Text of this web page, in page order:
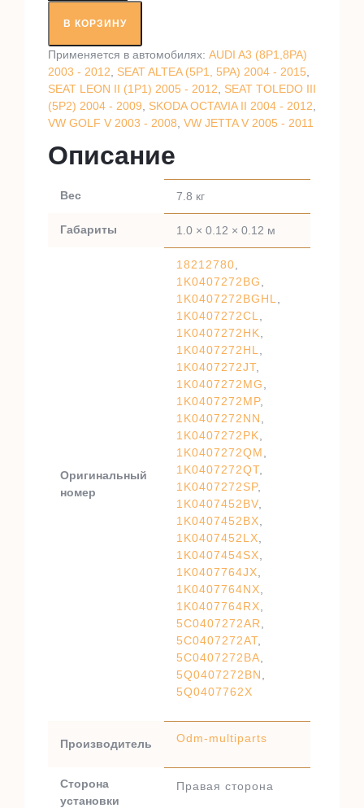
Приводной
валВ КОРЗИНУ
Применяется в автомобилях: AUDI A3 (8P1,8PA)
2003 - 2012
SEAT ALTEA (5P1, 5PA) 2004 - 2015
SEAT LEON II (1P1) 2005 - 2012
SEAT TOLEDO III
(5P2) 2004 - 2009
SKODA OCTAVIA II 2004 - 2012
VW GOLF V 2003 - 2008 VW JETTA V 2005 - 2011
Описание
Вес 7.8 кг
Габариты 1.0 × 0.12 × 0.12 м
Оригинальный
номер
18212780
1K0407272BG
1K0407272BGHL
1K0407272CL
1K0407272HK
1K0407272HL
1K0407272JT,
1K0407272MG
1K0407272MP,
1K0407272NN
1K0407272PK
1K0407272QM
1K0407272QT,
1K0407272SP,
1K0407452BV
1K0407452BX
1K0407452LX
1K0407454SX
1K0407764JX
1K0407764NX
1K0407764RX
5C0407272AR
5C0407272AT,
5C0407272BA
5Q0407272BN
5Q0407762X
Производитель Odm-multiparts
Сторона
установки
Правая сторона